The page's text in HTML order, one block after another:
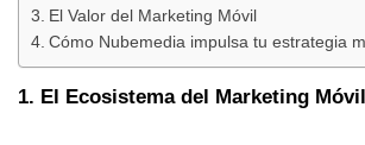
El Valor del Marketing Móvil
Cómo Nubemedia impulsa tu estrategia
1. El Ecosistema del Marketing Móvil